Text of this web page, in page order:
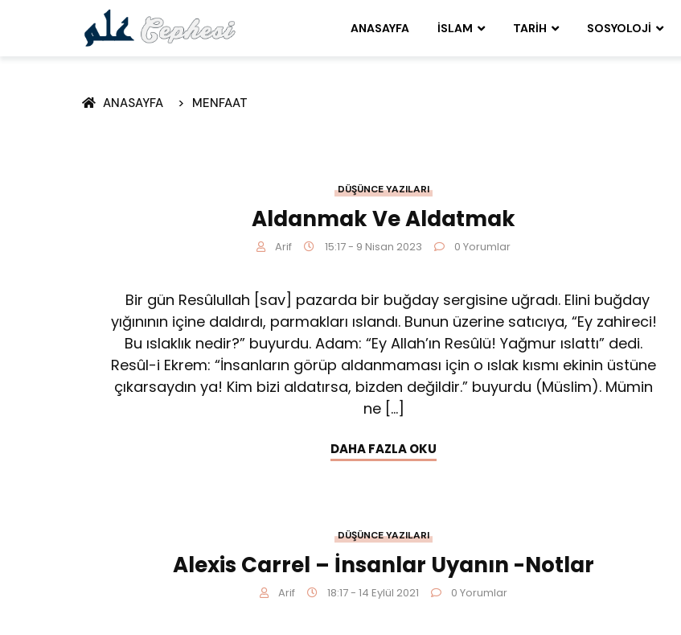
ANASAYFA İSLAM TARIH SOSYOLOJI
ANASAYFA MENFAAT
DÜŞÜNCE YAZILARI
Aldanmak Ve Aldatmak
Arif 15:17 - 9 Nisan 2023 0 Yorumlar
Bir gün Resûlullah [sav] pazarda bir buğday sergisine uğradı. Elini buğday
yığınının içine daldırdı, parmakları ıslandı. Bunun üzeri­ne satıcıya, “Ey zahireci!
Bu ıslaklık nedir?” buyurdu. Adam: “Ey Allah’ın Resûlü! Yağmur ıslattı” dedi.
Resûl-i Ekrem: “İnsanların görüp aldanmaması için o ıslak kısmı ekinin üstüne
çıkarsaydın ya! Kim bizi aldatırsa, bizden değildir.” buyurdu (Müslim). Mümin
ne […]
DAHA FAZLA OKU
DÜŞÜNCE YAZILARI
Alexis Carrel – İnsanlar Uyanın -Notlar
Arif 18:17 - 14 Eylül 2021 0 Yorumlar